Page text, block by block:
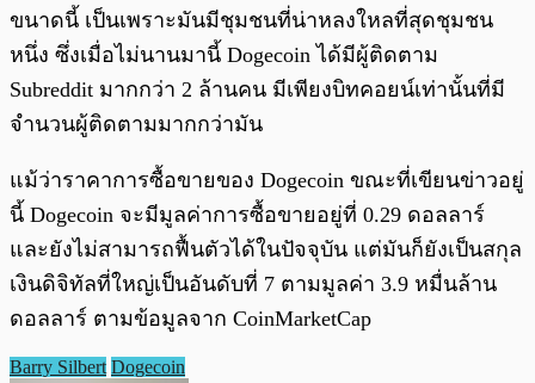
ขนาดนี้ เป็นเพราะมันมีชุมชนที่น่าหลงใหลที่สุดชุมชน
หนึ่ง ซึ่งเมื่อไม่นานมานี้ Dogecoin ได้มีผู้ติดตาม
Subreddit มากกว่า 2 ล้านคน มีเพียงบิทคอยน์เท่านั้นที่มี
จำนวนผู้ติดตามมากกว่ามัน
แม้ว่าราคาการซื้อขายของ Dogecoin ขณะที่เขียนข่าวอยู่
นี้ Dogecoin จะมีมูลค่าการซื้อขายอยู่ที่ 0.29 ดอลลาร์
และยังไม่สามารถฟื้นตัวได้ในปัจจุบัน แต่มันก็ยังเป็นสกุล
เงินดิจิทัลที่ใหญ่เป็นอันดับที่ 7 ตามมูลค่า 3.9 หมื่นล้าน
ดอลลาร์ ตามข้อมูลจาก CoinMarketCap
Barry Silbert Dogecoin